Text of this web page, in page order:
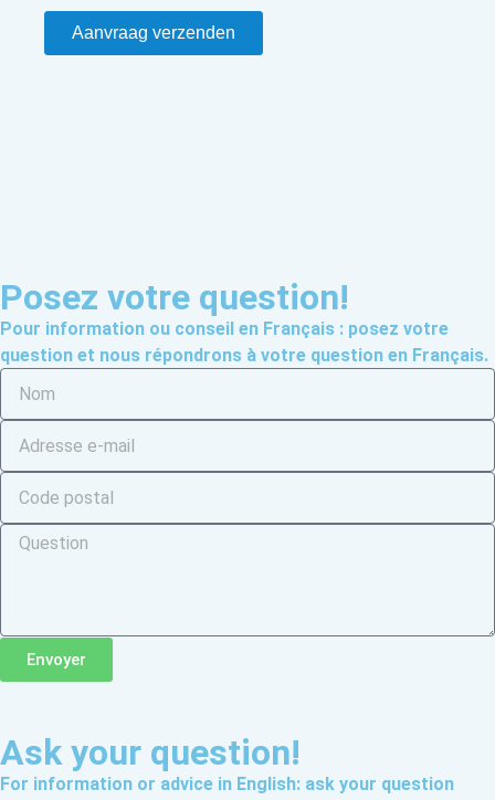
Aanvraag verzenden
Posez votre question!
Pour information ou conseil en Français : posez votre
question et nous répondrons à votre question en Français.
Envoyer
Ask your question!
For information or advice in English: ask your question